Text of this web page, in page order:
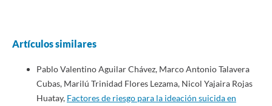
Artículos similares
Pablo Valentino Aguilar Chávez, Marco Antonio Talavera
Cubas, Marilú Trinidad Flores Lezama, Nicol Yajaira Rojas
Huatay, Factores de riesgo para la ideación suicida en